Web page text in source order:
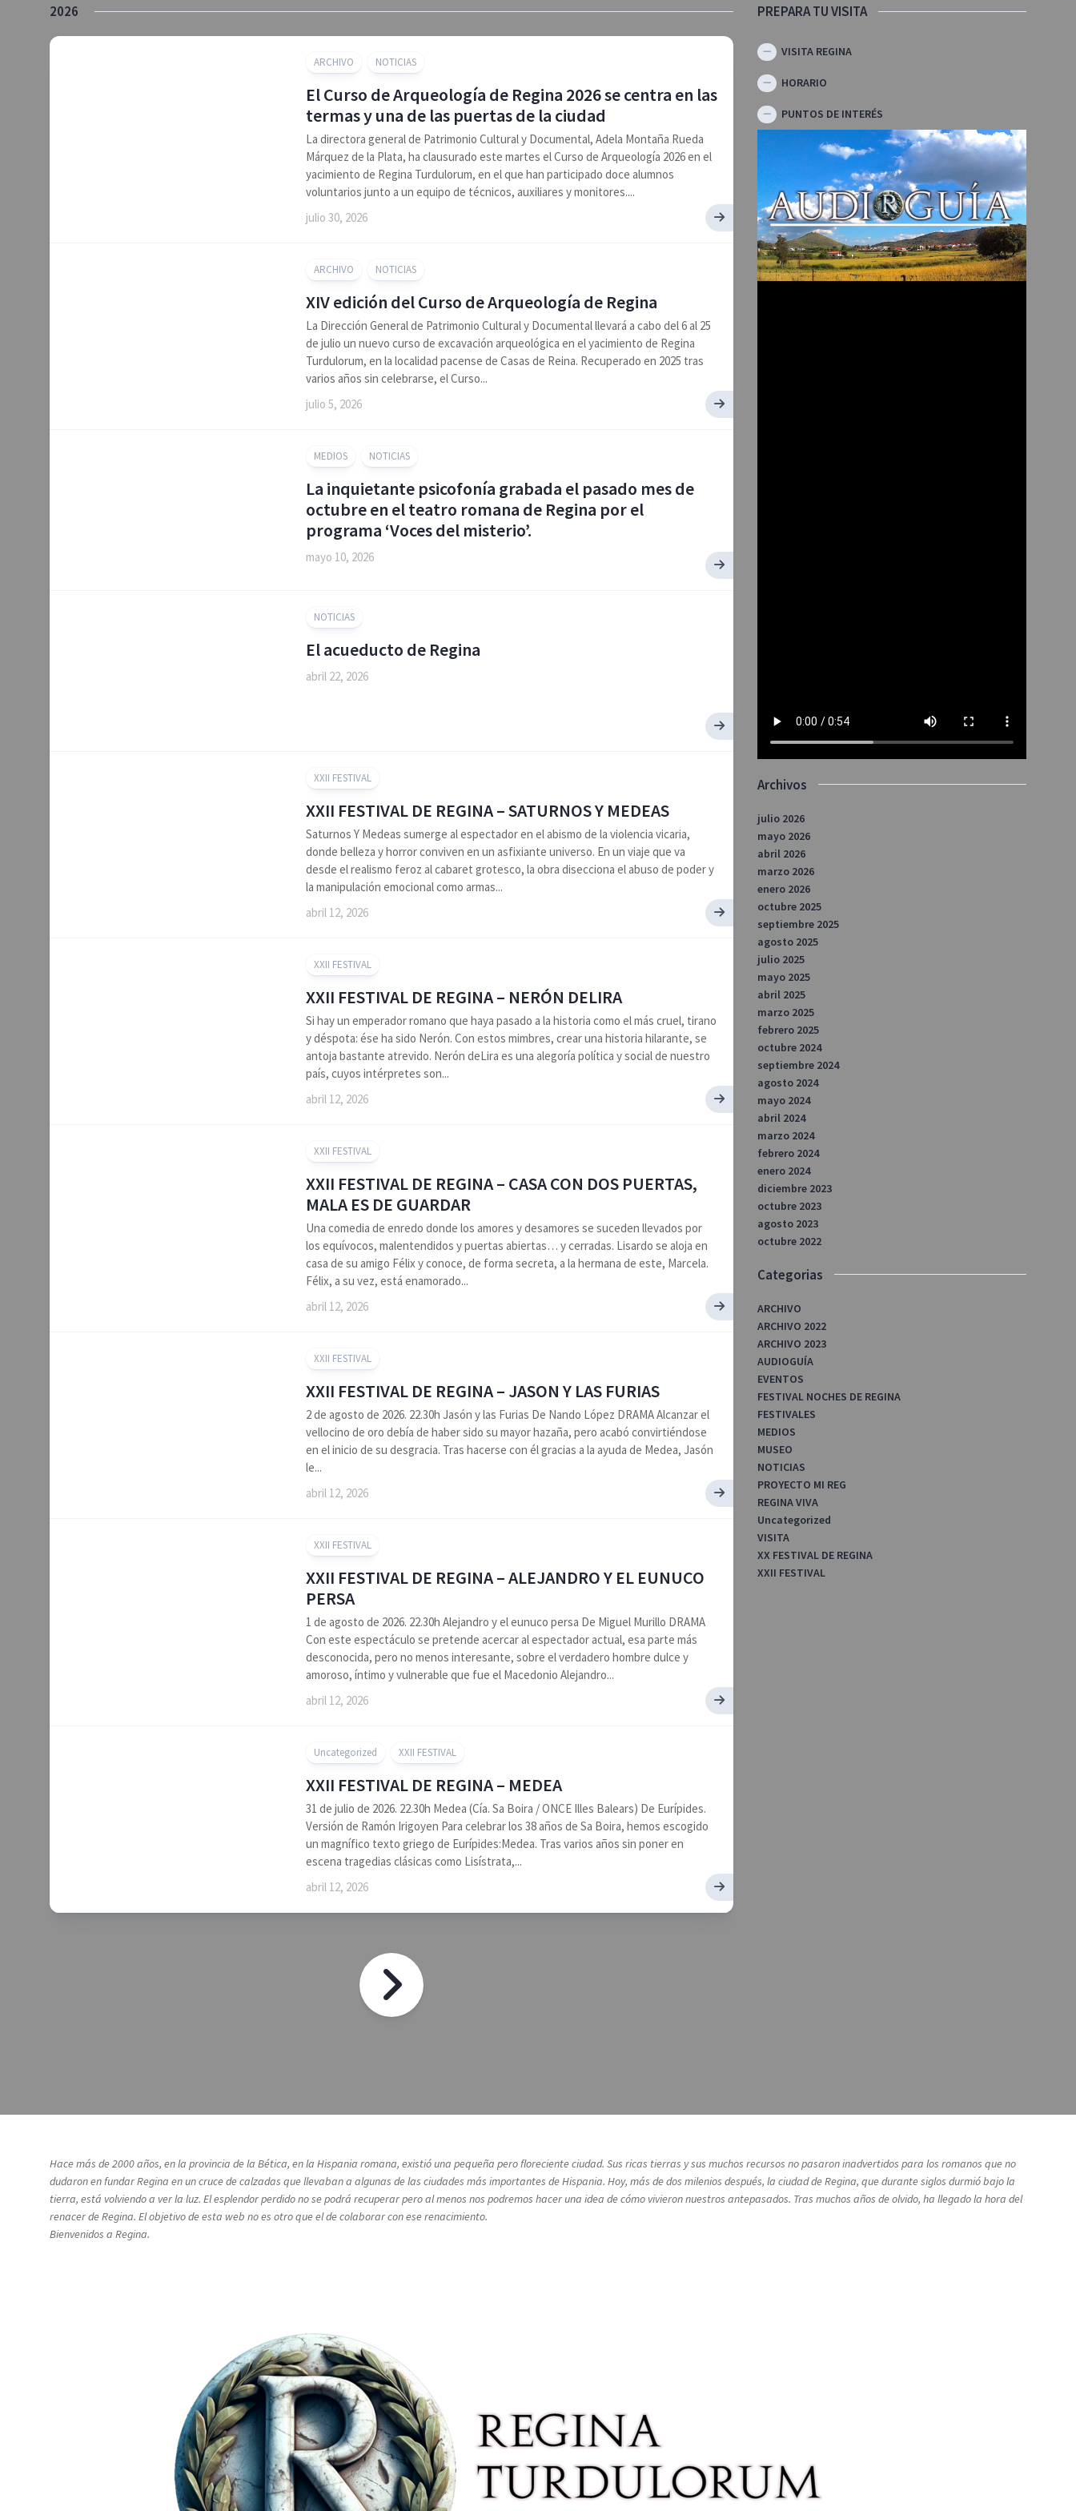
2026
ARCHIVO NOTICIAS
El Curso de Arqueología de Regina 2026 se centra en las
termas y una de las puertas de la ciudad
La directora general de Patrimonio Cultural y Documental, Adela Montaña Rueda
Márquez de la Plata, ha clausurado este martes el Curso de Arqueología 2026 en el
yacimiento de Regina Turdulorum, en el que han participado doce alumnos
voluntarios junto a un equipo de técnicos, auxiliares y monitores....
julio 30, 2026
ARCHIVO NOTICIAS
XIV edición del Curso de Arqueología de Regina
La Dirección General de Patrimonio Cultural y Documental llevará a cabo del 6 al 25
de julio un nuevo curso de excavación arqueológica en el yacimiento de Regina
Turdulorum, en la localidad pacense de Casas de Reina. Recuperado en 2025 tras
varios años sin celebrarse, el Curso...
julio 5, 2026
MEDIOS NOTICIAS
La inquietante psicofonía grabada el pasado mes de
octubre en el teatro romana de Regina por el
programa ‘Voces del misterio’.
mayo 10, 2026
NOTICIAS
El acueducto de Regina
abril 22, 2026
XXII FESTIVAL
XXII FESTIVAL DE REGINA – SATURNOS Y MEDEAS
Saturnos Y Medeas sumerge al espectador en el abismo de la violencia vicaria,
donde belleza y horror conviven en un asfixiante universo. En un viaje que va
desde el realismo feroz al cabaret grotesco, la obra disecciona el abuso de poder y
la manipulación emocional como armas...
abril 12, 2026
XXII FESTIVAL
XXII FESTIVAL DE REGINA – NERÓN DELIRA
Si hay un emperador romano que haya pasado a la historia como el más cruel, tirano
y déspota: ése ha sido Nerón. Con estos mimbres, crear una historia hilarante, se
antoja bastante atrevido. Nerón deLira es una alegoría política y social de nuestro
país, cuyos intérpretes son...
abril 12, 2026
XXII FESTIVAL
XXII FESTIVAL DE REGINA – CASA CON DOS PUERTAS,
MALA ES DE GUARDAR
Una comedia de enredo donde los amores y desamores se suceden llevados por
los equívocos, malentendidos y puertas abiertas… y cerradas. Lisardo se aloja en
casa de su amigo Félix y conoce, de forma secreta, a la hermana de este, Marcela.
Félix, a su vez, está enamorado...
abril 12, 2026
XXII FESTIVAL
XXII FESTIVAL DE REGINA – JASON Y LAS FURIAS
2 de agosto de 2026. 22.30h Jasón y las Furias De Nando López DRAMA Alcanzar el
vellocino de oro debía de haber sido su mayor hazaña, pero acabó convirtiéndose
en el inicio de su desgracia. Tras hacerse con él gracias a la ayuda de Medea, Jasón
le...
abril 12, 2026
XXII FESTIVAL
XXII FESTIVAL DE REGINA – ALEJANDRO Y EL EUNUCO
PERSA
1 de agosto de 2026. 22.30h Alejandro y el eunuco persa De Miguel Murillo DRAMA
Con este espectáculo se pretende acercar al espectador actual, esa parte más
desconocida, pero no menos interesante, sobre el verdadero hombre dulce y
amoroso, íntimo y vulnerable que fue el Macedonio Alejandro...
abril 12, 2026
Uncategorized XXII FESTIVAL
XXII FESTIVAL DE REGINA – MEDEA
31 de julio de 2026. 22.30h Medea (Cía. Sa Boira / ONCE Illes Balears) De Eurípides.
Versión de Ramón Irigoyen Para celebrar los 38 años de Sa Boira, hemos escogido
un magnífico texto griego de Eurípides:Medea. Tras varios años sin poner en
escena tragedias clásicas como Lisístrata,...
abril 12, 2026
PREPARA TU VISITA
VISITA REGINA
HORARIO
PUNTOS DE INTERÉS
Archivos
julio 2026
mayo 2026
abril 2026
marzo 2026
enero 2026
octubre 2025
septiembre 2025
agosto 2025
julio 2025
mayo 2025
abril 2025
marzo 2025
febrero 2025
octubre 2024
septiembre 2024
agosto 2024
mayo 2024
abril 2024
marzo 2024
febrero 2024
enero 2024
diciembre 2023
octubre 2023
agosto 2023
octubre 2022
Categorias
ARCHIVO
ARCHIVO 2022
ARCHIVO 2023
AUDIOGUÍA
EVENTOS
FESTIVAL NOCHES DE REGINA
FESTIVALES
MEDIOS
MUSEO
NOTICIAS
PROYECTO MI REG
REGINA VIVA
Uncategorized
VISITA
XX FESTIVAL DE REGINA
XXII FESTIVAL
Hace más de 2000 años, en la provincia de la Bética, en la Hispania romana, existió una pequeña pero floreciente ciudad. Sus ricas tierras y sus muchos recursos no pasaron inadvertidos para los romanos que no
dudaron en fundar Regina en un cruce de calzadas que llevaban a algunas de las ciudades más importantes de Hispania. Hoy, más de dos milenios después, la ciudad de Regina, que durante siglos durmió bajo la
tierra, está volviendo a ver la luz. El esplendor perdido no se podrá recuperar pero al menos nos podremos hacer una idea de cómo vivieron nuestros antepasados. Tras muchos años de olvido, ha llegado la hora del
renacer de Regina. El objetivo de esta web no es otro que el de colaborar con ese renacimiento.
Bienvenidos a Regina.